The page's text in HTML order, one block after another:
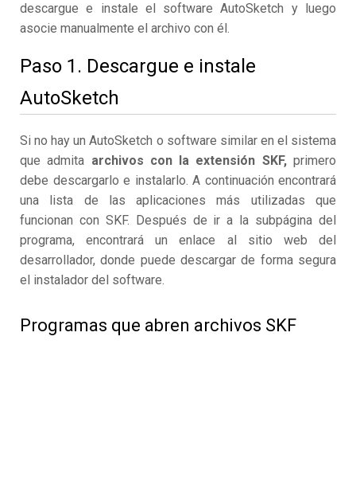
descargue e instale el software AutoSketch y luego
asocie manualmente el archivo con él.
Paso 1. Descargue e instale
AutoSketch
Si no hay un AutoSketch o software similar en el sistema
que admita archivos con la extensión SKF,primero
debe descargarlo e instalarlo. A continuación encontrará
una lista de las aplicaciones más utilizadas que
funcionan con SKF. Después de ir a la subpágina del
programa, encontrará un enlace al sitio web del
desarrollador, donde puede descargar de forma segura
el instalador del software.
Programas que abren archivos SKF